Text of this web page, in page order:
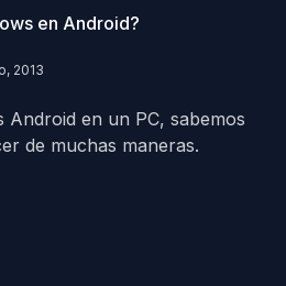
en Android?
2013
Android en un PC, sabemos
de muchas maneras.